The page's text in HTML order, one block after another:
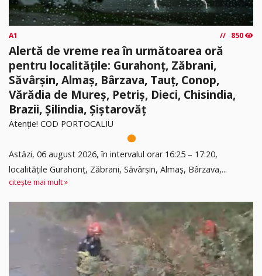
A1 850
Alertă de vreme rea în următoarea oră
pentru localitățile: Gurahonț, Zăbrani,
Săvârșin, Almaș, Bârzava, Tauț, Conop,
Vărădia de Mureș, Petriș, Dieci, Chisindia,
Brazii, Șilindia, Șiștarovăț
Atenție! COD PORTOCALIU
Astăzi, 06 august 2026, în intervalul orar 16:25 – 17:20,
localitățile Gurahonț, Zăbrani, Săvârșin, Almaș, Bârzava,...
citește mai mult »